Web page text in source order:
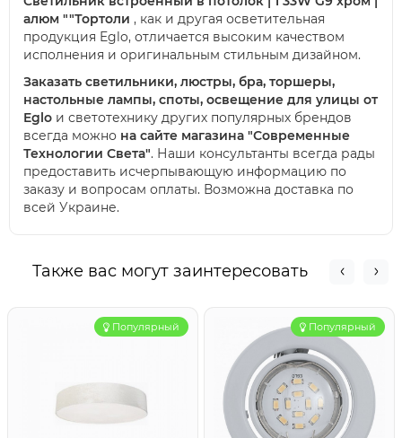
алюм ""Тортоли , как и другая осветительная
продукция Eglo, отличается высоким качеством
исполнения и оригинальным стильным дизайном.
Заказать светильники, люстры, бра, торшеры,
настольные лампы, споты, освещение для улицы от
Eglo и светотехнику других популярных брендов
всегда можно на сайте магазина "Современные
Технологии Света". Наши консультанты всегда рады
предоставить исчерпывающую информацию по
заказу и вопросам оплаты. Возможна доставка по
всей Украине.
Также вас могут заинтересовать
Популярный Популярный